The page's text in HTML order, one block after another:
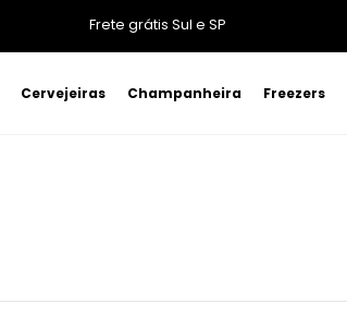
Frete grátis Sul e SP
Cervejeiras Champanheira Freezers